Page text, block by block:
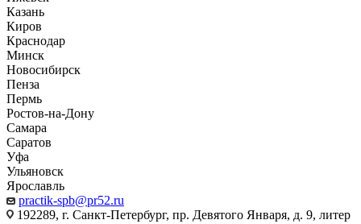
Казань
Киров
Краснодар
Минск
Новосибирск
Пенза
Пермь
Ростов-на-Дону
Самара
Саратов
Уфа
Ульяновск
Ярославль
practik-spb@pr52.ru
192289, г. Санкт-Петербург, пр. Девятого Января, д. 9, литер